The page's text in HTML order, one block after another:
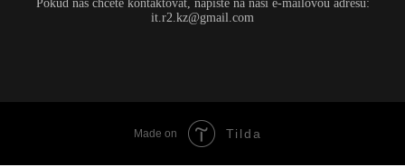
Pokud nás chcete kontaktovat, napište na naši e-mailovou adresu:
it.r2.kz@gmail.com
Made on Tilda